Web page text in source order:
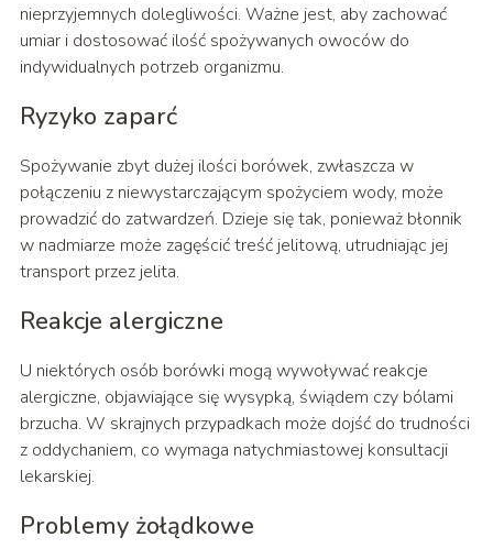
nieprzyjemnych dolegliwości. Ważne jest, aby zachować
umiar i dostosować ilość spożywanych owoców do
indywidualnych potrzeb organizmu.
Ryzyko zaparć
Spożywanie zbyt dużej ilości borówek, zwłaszcza w
połączeniu z niewystarczającym spożyciem wody, może
prowadzić do zatwardzeń. Dzieje się tak, ponieważ błonnik
w nadmiarze może zagęścić treść jelitową, utrudniając jej
transport przez jelita.
Reakcje alergiczne
U niektórych osób borówki mogą wywoływać reakcje
alergiczne, objawiające się wysypką, świądem czy bólami
brzucha. W skrajnych przypadkach może dojść do trudności
z oddychaniem, co wymaga natychmiastowej konsultacji
lekarskiej.
Problemy żołądkowe